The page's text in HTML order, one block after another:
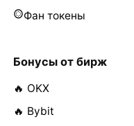
Фан токены
Бонусы от бирж
🔥 OKX
🔥 Bybit